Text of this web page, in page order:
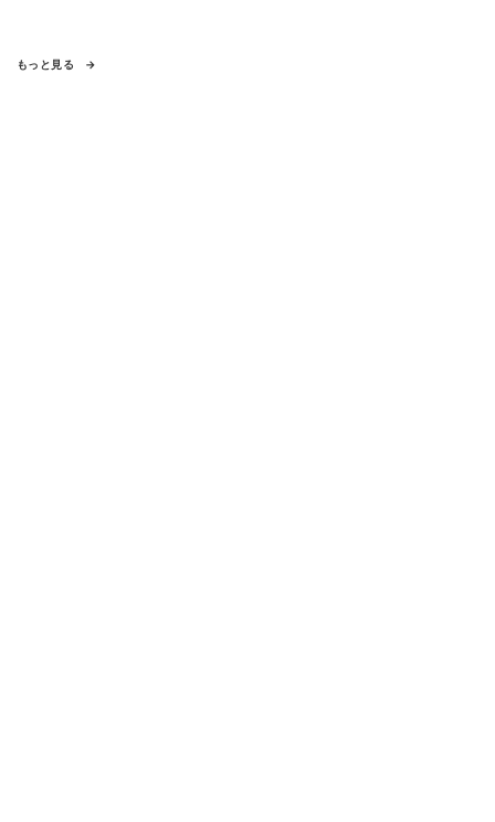
もっと見る